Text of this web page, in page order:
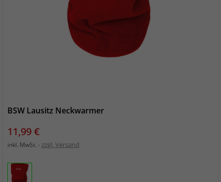
BSW Lausitz Neckwarmer
Preis
11,99 €
inkl. MwSt. zzgl. Versand